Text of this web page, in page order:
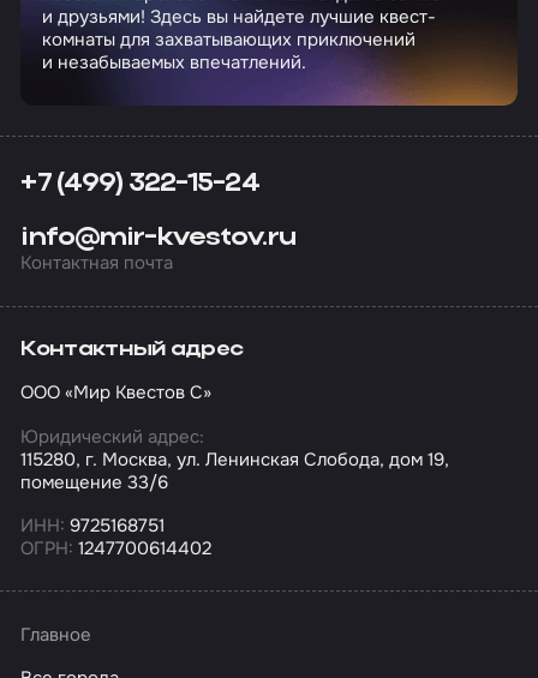
и друзьями! Здесь вы найдете лучшие квест-
комнаты для захватывающих приключений
и незабываемых впечатлений.
+7 (499) 322-15-24
info@mir-kvestov.ru
Контактная почта
Контактный адрес
ООО «Мир Квестов С»
Юридический адрес:
115280, г. Москва, ул. Ленинская Слобода, дом 19,
помещение 33/6
ИНН: 9725168751
ОГРН: 1247700614402
Главное